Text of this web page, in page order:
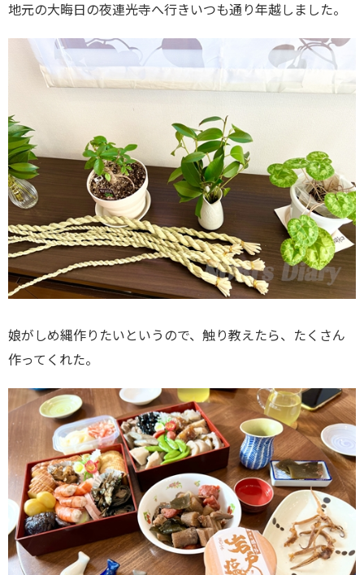
地元の大晦日の夜連光寺へ行きいつも通り年越しました。
娘がしめ縄作りたいというので、触り教えたら、たくさん
作ってくれた。